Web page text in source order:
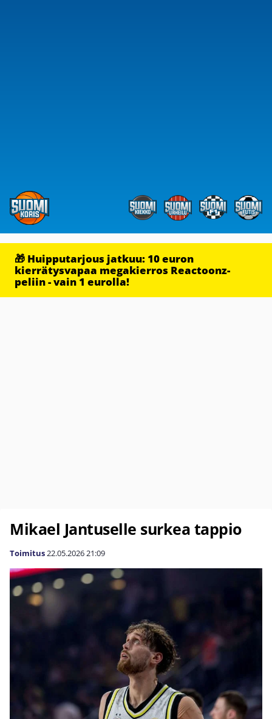
🎁 Huipputarjous jatkuu: 10 euron
kierrätysvapaa megakierros Reactoonz-
peliin - vain 1 eurolla!
Mikael Jantuselle surkea tappio
Toimitus22.05.202621:09